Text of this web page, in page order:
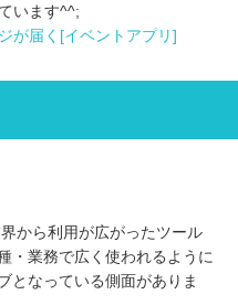
います^^;
が届く[イベントアプリ]
から利用が広がったツール
・業務で広く使われるように
となっている側面がありま